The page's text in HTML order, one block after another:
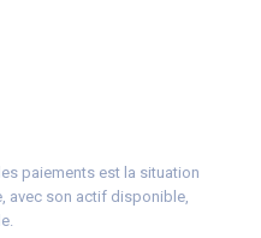
paiements est la situation
avec son actif disponible,